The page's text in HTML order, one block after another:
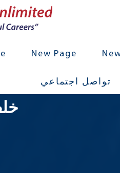
New Page
تواصل اجتماعي